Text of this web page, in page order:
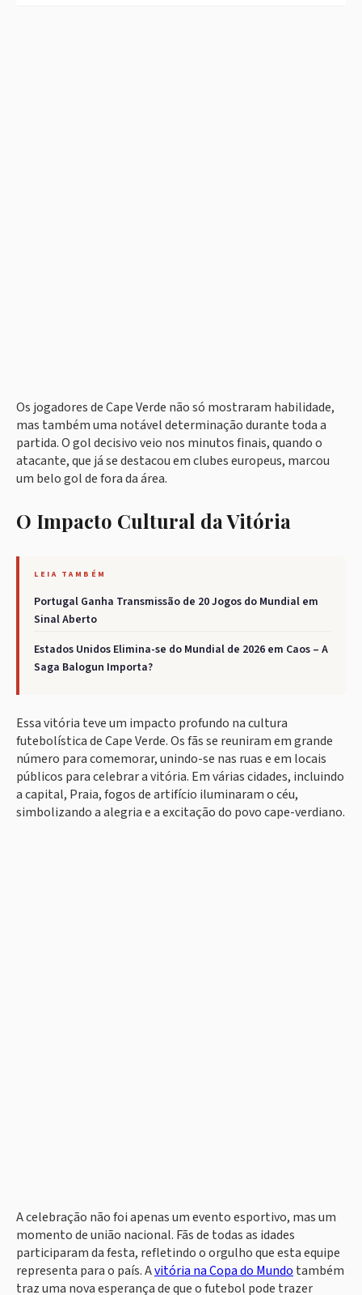
Os jogadores de Cape Verde não só mostraram habilidade,
mas também uma notável determinação durante toda a
partida. O gol decisivo veio nos minutos finais, quando o
atacante, que já se destacou em clubes europeus, marcou
um belo gol de fora da área.
O Impacto Cultural da Vitória
LEIA TAMBÉM
Portugal Ganha Transmissão de 20 Jogos do Mundial em
Sinal Aberto
Estados Unidos Elimina-se do Mundial de 2026 em Caos – A
Saga Balogun Importa?
Essa vitória teve um impacto profundo na cultura
futebolística de Cape Verde. Os fãs se reuniram em grande
número para comemorar, unindo-se nas ruas e em locais
públicos para celebrar a vitória. Em várias cidades, incluindo
a capital, Praia, fogos de artifício iluminaram o céu,
simbolizando a alegria e a excitação do povo cape-verdiano.
A celebração não foi apenas um evento esportivo, mas um
momento de união nacional. Fãs de todas as idades
participaram da festa, refletindo o orgulho que esta equipe
representa para o país. Avitória na Copa do Mundo também
traz uma nova esperança de que o futebol pode trazer